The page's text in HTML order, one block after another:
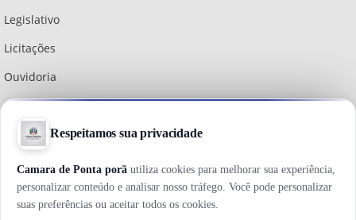
Legislativo
Licitações
Ouvidoria
Institucional
Política do Site
Diário Oficial
Holerite Online